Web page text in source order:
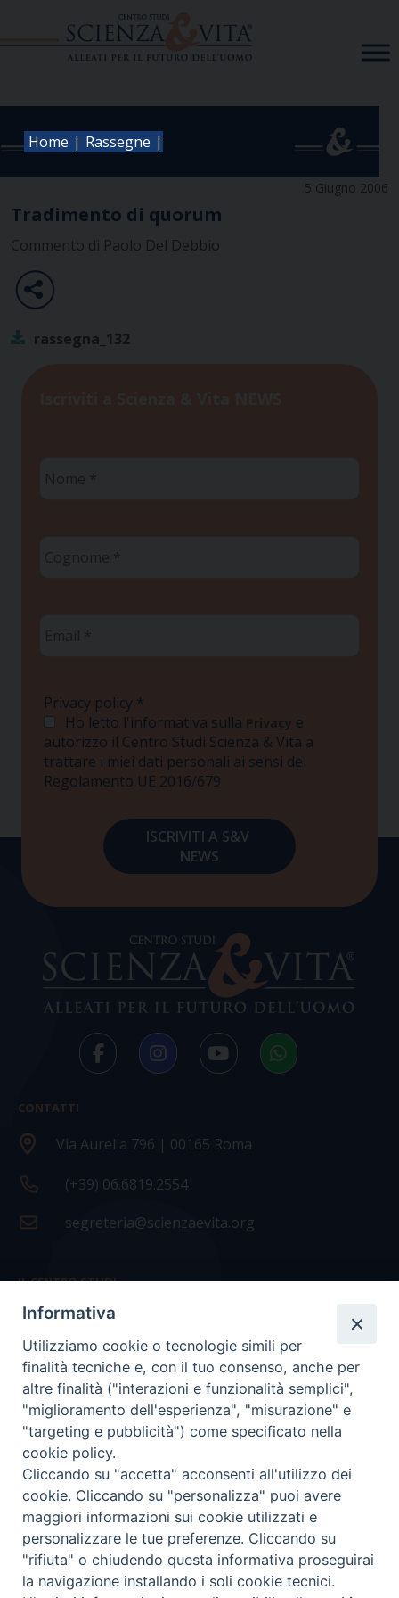
Home | Rassegne |
5 Giugno 2006
Tradimento di quorum
Commento di Paolo Del Debbio
rassegna_132
Privacy policy *
Ho letto l'informativa sulla Privacy e
autorizzo il Centro Studi Scienza & Vita a
trattare i miei dati personali ai sensi del
Regolamento UE 2016/679
CONTATTI
Via Aurelia 796 | 00165 Roma
(+39) 06.6819.2554
segreteria@scienzaevita.org
IL CENTRO STUDI
La nostra storia
Statuto
Presidenza e ufficio presidenza
Consiglio scientifico
Coordinamento nazionale
COPYRIGHT Scienza & Vita - C.F96600690588- Tutti i
diritti -Privacy- Credits
Informativa
Utilizziamo cookie o tecnologie simili per
finalità tecniche e, con il tuo consenso, anche per
altre finalità ("interazioni e funzionalità semplici",
"miglioramento dell'esperienza", "misurazione" e
"targeting e pubblicità") come specificato nella
cookie policy.
Cliccando su "accetta" acconsenti all'utilizzo dei
cookie. Cliccando su "personalizza" puoi avere
maggiori informazioni sui cookie utilizzati e
personalizzare le tue preferenze. Cliccando su
"rifiuta" o chiudendo questa informativa proseguirai
la navigazione installando i soli cookie tecnici.